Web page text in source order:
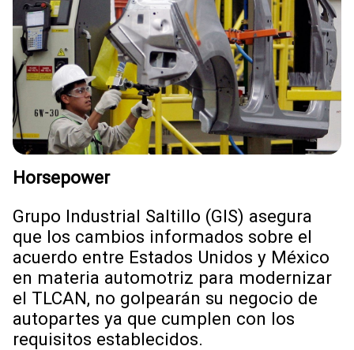
Horsepower
Grupo Industrial Saltillo (GIS) asegura
que los cambios informados sobre el
acuerdo entre Estados Unidos y México
en materia automotriz para modernizar
el TLCAN, no golpearán su negocio de
autopartes ya que cumplen con los
requisitos establecidos.